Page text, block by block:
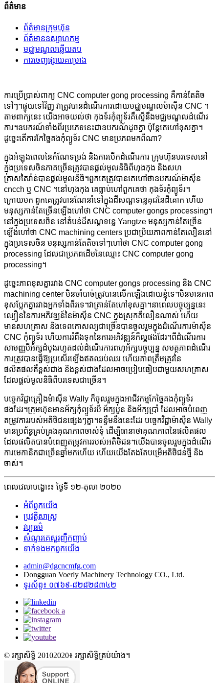
ព័ត៌មាន
ព័ត៌មានក្រុមហ៊ុន
ព័ត៌មានឧស្សាហកម្ម
មជ្ឈមណ្ឌលឆ្លើយតប
ការចេញផ្សាយគម្រោង
ការប្រើប្រាស់ពាក្យ CNC computer gong processing គឺកាន់តែតិច
ទៅៗ។ផ្ទុយទៅវិញ វាត្រូវបានដំណើរការដោយមជ្ឈមណ្ឌលម៉ាស៊ីន CNC ។
តាម​ពាក្យ​នេះ យើង​អាច​យល់​ថា កុងទ័រ​កុំព្យូទ័រ​គឺ​ស្មើ​នឹង​មជ្ឈមណ្ឌល​ដំណើរ
ការ។ឧបករណ៍​ទាំង​ពីរ​ប្រភេទ​នេះ​ជា​ឧបករណ៍​ដូច​គ្នា ប៉ុន្តែ​គេ​ហៅ​ខុស​គ្នា។
ដូច្នេះ​តើ​ការ​កែច្នៃ​គង​កុំព្យូទ័រ CNC មាន​ប្រភព​មក​ពី​ណា?
ក្នុងអំឡុងពេលនៃកំណែទម្រង់ និងការបើកដំណើរការ ក្រុមហ៊ុនបរទេសនៅ
ក្នុងប្រទេសចិនភាគច្រើនត្រូវបានផ្តល់មូលនិធិពីហុងកុង និងសហ
គ្រាសតៃវ៉ាន់បានផ្តល់មូលនិធិ។ពួកគេត្រូវបានគេហៅថាឧបករណ៍ម៉ាស៊ីន
cncch ឬ CNC ។នៅហុងកុង គេធ្លាប់ហៅពួកគេថា កុងទ័រកុំព្យូទ័រ។
ក្រោយមក ពួកគេត្រូវបានណែនាំទៅក្នុងដីសណ្ដទន្លេគុជនៃដីគោក ហើយ
មនុស្សកាន់តែច្រើនឡើងហៅថា CNC computer gongs processing។
នៅក្នុងប្រទេសចិន នៅតំបន់ដីសណ្ដទន្លេ Yangtze មនុស្សកាន់តែច្រើន
ឡើងហៅថា CNC machining centers ប្រជាប្រិយភាពកាន់តែលឿននៅ
ក្នុងប្រទេសចិន មនុស្សកាន់តែតិចទៅៗហៅថា CNC computer gong
processing ដែលជាប្រភពដើមនៃឈ្មោះ CNC computer gong
processing។
ដូច្នេះភាពខុសគ្នារវាង CNC computer gongs processing និង CNC
machining center មិនចាំបាច់ត្រូវបានលើកឡើងដោយខ្ញុំទេ។មិនមានភាព
ខុសប្លែកគ្នារវាងអ្នកទាំងពីរទេ។វាគ្រាន់តែហៅខុសគ្នា។នាពេលបច្ចុប្បន្ននេះ
ល្បឿននៃការអភិវឌ្ឍន៍នៃម៉ាស៊ីន CNC ក្នុងស្រុកគឺលឿនណាស់ ហើយ
មានសហគ្រាស និងទេពកោសល្យជាច្រើនបានចូលរួមក្នុងដំណើរការម៉ាស៊ីន
CNC កុំព្យូទ័រ ហើយការរំពឹងទុកនៃការអភិវឌ្ឍន៍ក៏ល្អផងដែរ។ពីដំណើរការ
សាមញ្ញបីអ័ក្សដំបូងរហូតដល់ដំណើរការពហុអ័ក្សបច្ចុប្បន្ន សមត្ថភាពដំណើរ
ការត្រូវបានធ្វើឱ្យប្រសើរឡើងឥតឈប់ឈរ ហើយភាពត្រឹមត្រូវនៃ
ផលិតផលគឺខ្ពស់ជាង និងខ្ពស់ជាងដែលអាចប្រៀបធៀបជាមួយសហគ្រាស
ដែលផ្តល់មូលនិធិពីបរទេសជាច្រើន។
បច្ចេកវិជ្ជាគ្រឿងម៉ាស៊ីន Wally ក៏ចូលរួមក្នុងអាជីវកម្មកែច្នៃគងកុំព្យូទ័រ
ផងដែរ។ក្រុមហ៊ុនមានអ័ក្សកុំព្យូទ័របី អ័ក្សបួន និងអ័ក្សប្រាំ ដែលអាចបំពេញ
តម្រូវការរបស់អតិថិជនផ្សេងៗគ្នា។ទន្ទឹមនឹងនេះដែរ បច្ចេកវិជ្ជាម៉ាស៊ីន Wally
មានប្រព័ន្ធគ្រប់គ្រងគុណភាពចាស់ទុំ ដើម្បីធានាថាគុណភាពនៃផលិតផល
ដែលផលិតបានបំពេញតម្រូវការរបស់អតិថិជន។យើងបានចូលរួមក្នុងដំណើរ
ការមេកានិកជាច្រើនឆ្នាំមកហើយ ហើយយើងតែងតែបម្រើអតិថិជនថ្មី និង
ចាស់។
ពេលវេលាបង្ហោះ៖ ថ្ងៃទី ១២-តុលា ២០២០
អំពី​ពួក​យើង
ប្រវត្តិសាស្ត្រ
វប្បធម៌
សំណួរគេសួរញឹកញាប់
ទាក់ទង​មក​ពួក​យើង
admin@dgcncmfg.com
Dongguan Voerly Machinery Technology CO., Ltd.
ទូរស័ព្ទ៖ ០៧៦៩-៨២៨២៨៣៤២
© រក្សាសិទ្ធិ 20102020៖ រក្សាសិទ្ធិគ្រប់យ៉ាង។